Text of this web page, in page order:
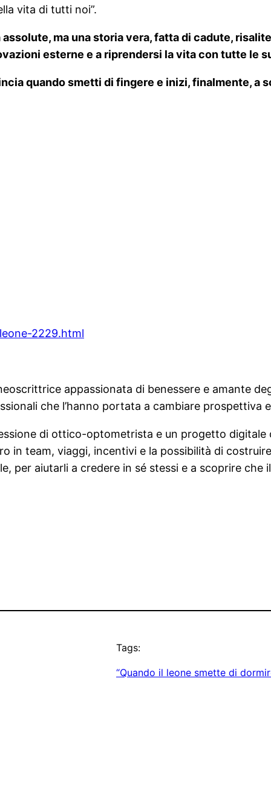
vita di tutti noi”.
ma una storia vera, fatta di cadute,
esterne e a riprendersi la vita con tutte le
quando smetti di fingere e inizi, finalmente, a
2229.html
appassionata di benessere e amante
che l’hanno portata a cambiare prospettiva
di ottico-optometrista e un progetto digitale
in team, viaggi, incentivi e la possibilità di
per aiutarli a credere in sé stessi e a scoprire che
Tags:
“Quando il leone smette di